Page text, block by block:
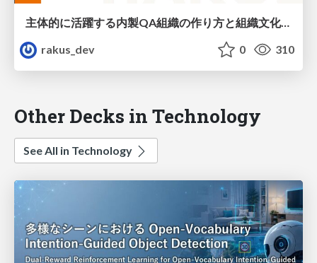
主体的に活躍する内製QA組織の作り方と組織文化の醸成 / How to Build a Proactive In-house QA Organization and Foster Its Culture
rakus_dev
0 310
Other Decks in Technology
See All in Technology